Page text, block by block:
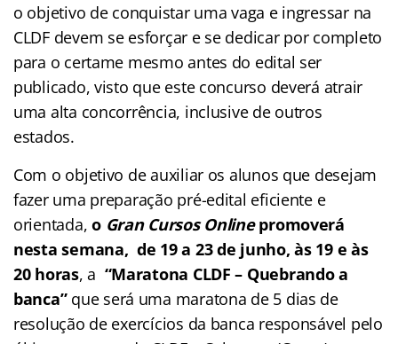
o objetivo de conquistar uma vaga e ingressar na
CLDF devem se esforçar e se dedicar por completo
para o certame mesmo antes do edital ser
publicado, visto que este concurso deverá atrair
uma alta concorrência, inclusive de outros
estados.
Com o objetivo de auxiliar os alunos que desejam
fazer uma preparação pré-edital eficiente e
orientada,o Gran Cursos Onlinepromoverá
nesta semana, de 19 a 23 de junho, às 19 e às
20 horas, a “Maratona CLDF – Quebrando a
banca” que será uma maratona de 5 dias de
resolução de exercícios da banca responsável pelo